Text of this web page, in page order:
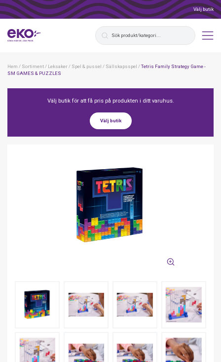
Välj butik
Hem / Sortiment/ Leksaker/ Spel & pussel / Sällskapsspel /Tetris Family Strategy Game -
SM GAMES & PUZZLES
Välj butik för att få pris på produkten i ditt varuhus.
Välj butik